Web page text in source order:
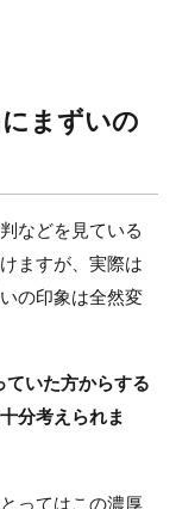
まずいの
などを見ている
ますが、実際は
の印象は全然変
ていた方からする
分考えられま
ってはこの濃厚